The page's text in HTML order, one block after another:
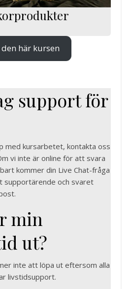
den här kursen
support för
med kursarbetet, kontakta oss
vi inte är online för att svara
kommer din Live Chat-fråga
supportärende och svaret
min
ut?
inte att löpa ut eftersom alla
livstidsupport.